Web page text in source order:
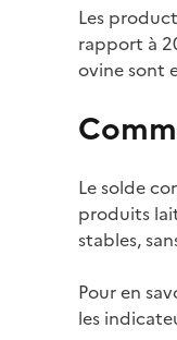
Les
rapport à
ovine sont
Le solde
produits
stables,
Pour en
les